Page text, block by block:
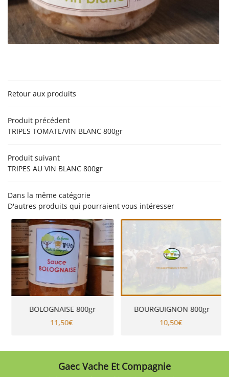
PRODUITS
EN IMAGES
ACTUALITÉS
Une
Restez
Retour aux produits
Produit précédent
TRIPES TOMATE/VIN BLANC 800gr
Produit suivant
TRIPES AU VIN BLANC 800gr
Dans la même catégorie
D'autres produits qui pourraient vous intéresser
BOLOGNAISE 800gr
11,50€
BOURGUIGNON 800gr
10,50€
Gaec Vache Et Compagnie